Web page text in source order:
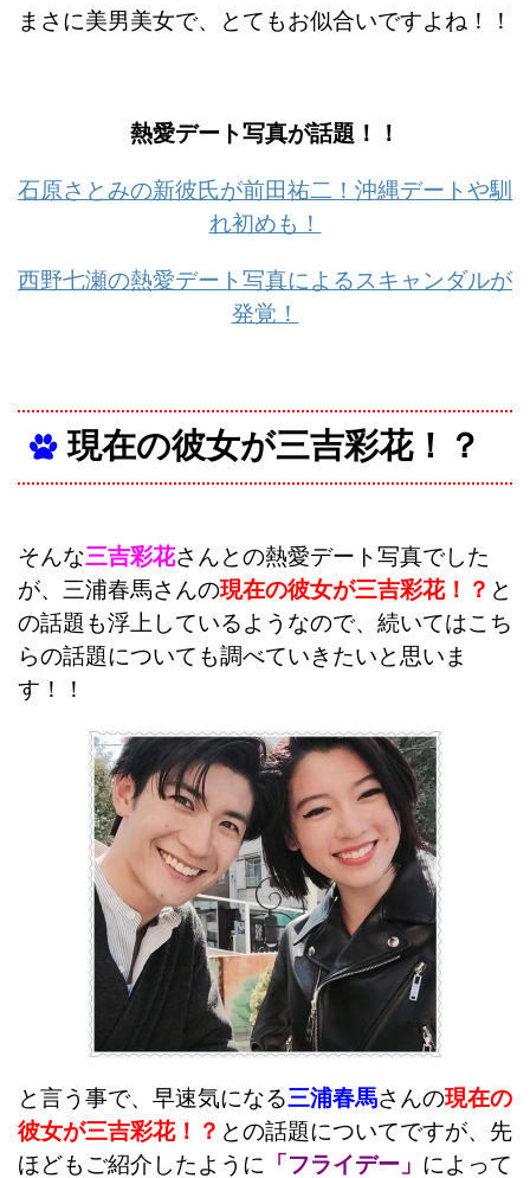
まさに美男美女で、とてもお似合いですよね！！
熱愛デート写真が話題！！
石原さとみの新彼氏が前田祐二！沖縄デートや馴
れ初めも！
西野七瀬の熱愛デート写真によるスキャンダルが
発覚！
現在の彼女が三吉彩花！？
そんな三吉彩花さんとの熱愛デート写真でした
が、三浦春馬さんの現在の彼女が三吉彩花！？ と
の話題も浮上しているようなので、続いてはこち
らの話題についても調べていきたいと思いま
す！！
と言う事で、早速気になる三浦春馬さんの現在の
彼女が三吉彩花！？ との話題についてですが、先
ほどもご紹介したように 「フライデー」 によって